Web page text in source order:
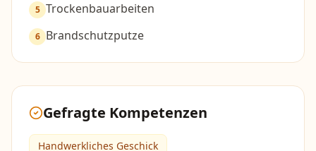
5 Trockenbauarbeiten
6 Brandschutzputze
Gefragte Kompetenzen
Handwerkliches Geschick